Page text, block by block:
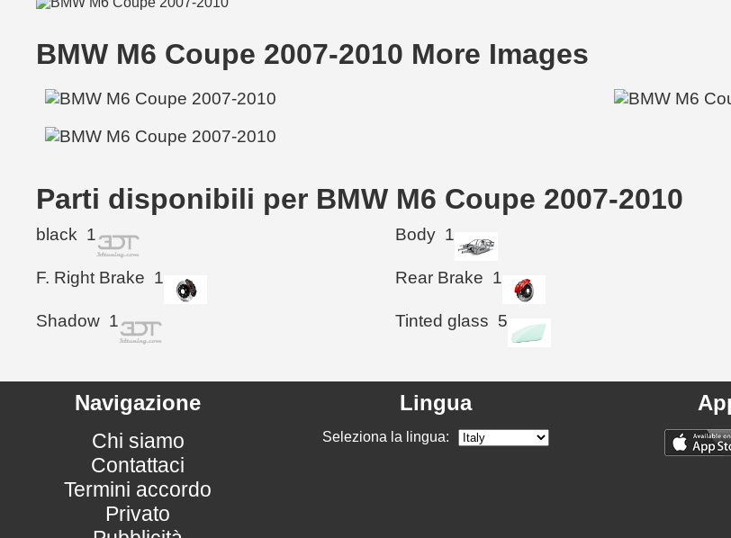
BMW M6 Coupe 2007-2010 More Images
Parti disponibili per BMW M6 Coupe 2007-2010
black 1 Body 1
F. Right Brake 1 Rear Brake 1
Shadow 1 Tinted glass 5
Navigazione
Chi siamo
Contattaci
Termini accordo
Privato
Lingua
Seleziona la lingua: